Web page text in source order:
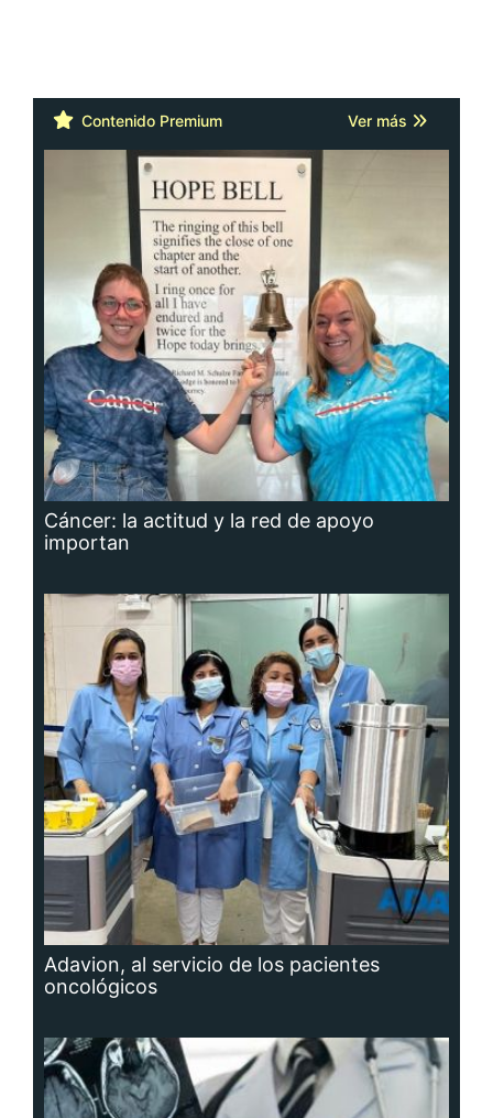
Contenido Premium Ver más
Cáncer: la actitud y la red de apoyo
importan
Adavion, al servicio de los pacientes
oncológicos